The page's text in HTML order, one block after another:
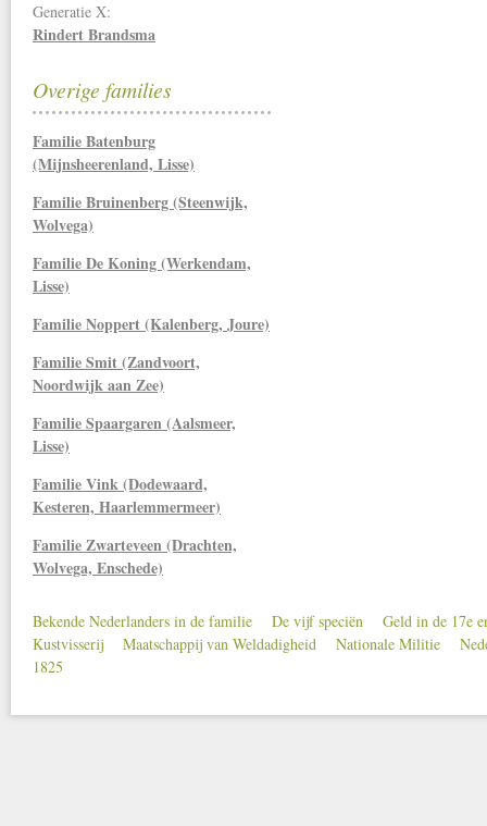
Generatie X:
Rindert Brandsma
Overige families
Familie Batenburg
(Mijnsheerenland, Lisse)
Familie Bruinenberg (Steenwijk,
Wolvega)
Familie De Koning (Werkendam,
Lisse)
Familie Noppert (Kalenberg, Joure)
Familie Smit (Zandvoort,
Noordwijk aan Zee)
Familie Spaargaren (Aalsmeer,
Lisse)
Familie Vink (Dodewaard,
Kesteren, Haarlemmermeer)
Familie Zwarteveen (Drachten,
Wolvega, Enschede)
Secondary menu
Bekende Nederlanders in de familie De vijf speciën
Geld in de 17e
Kustvisserij
Maatschappij van Weldadigheid Nationale Militie
1825